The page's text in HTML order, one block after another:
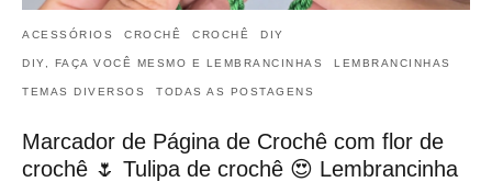
ACESSÓRIOS CROCHÊ CROCHÊ DIY
DIY, FAÇA VOCÊ MESMO E LEMBRANCINHAS LEMBRANCINHAS
TEMAS DIVERSOS TODAS AS POSTAGENS
Marcador de Página de Crochê com flor de
crochê 🌷 Tulipa de crochê 😍 Lembrancinha